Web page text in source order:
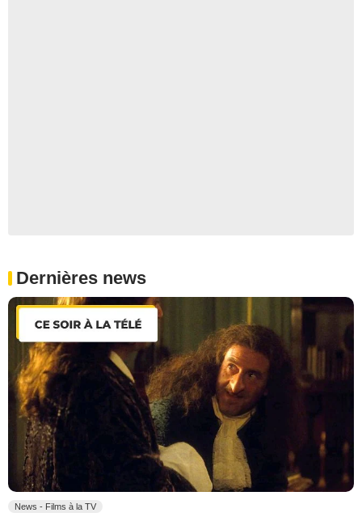
Dernières news
News - Films à la TV